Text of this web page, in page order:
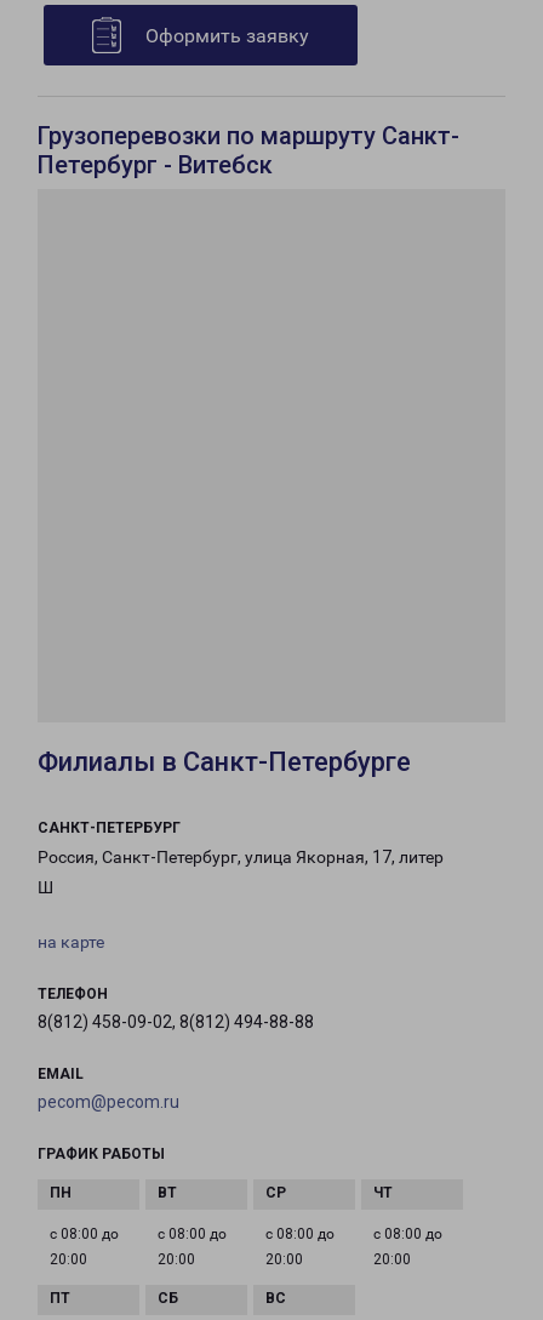
Оформить заявку
Грузоперевозки по маршруту Санкт-
Петербург - Витебск
Филиалы в Санкт-Петербурге
САНКТ-ПЕТЕРБУРГ
Россия, Санкт-Петербург, улица Якорная, 17, литер
Ш
на карте
ТЕЛЕФОН
8(812) 458-09-02, 8(812) 494-88-88
EMAIL
pecom@pecom.ru
ГРАФИК РАБОТЫ
с 08:00 до
20:00
с 08:00 до
20:00
с 08:00 до
20:00
с 08:00 до
20:00